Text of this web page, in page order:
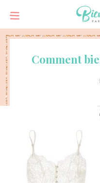
Comment